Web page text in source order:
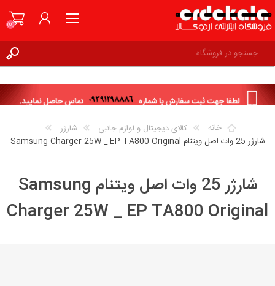
ورود به حساب کاربری
(0)
خانه کالای دیجیتال و لوازم جانبی
شارژر
شارژر 25 وات اصل ویتنام Samsung Charger 25W _ EP TA800 Original
شارژر 25 وات اصل ویتنام Samsung
Charger 25W _ EP TA800 Original